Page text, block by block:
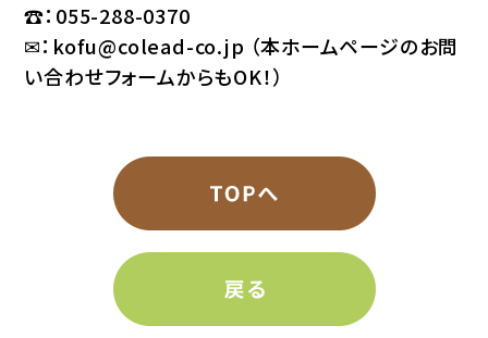
☎：055-288-0370
✉： kofu@colead-co.jp （本ホームページのお問
い合わせフォームからもOK！）